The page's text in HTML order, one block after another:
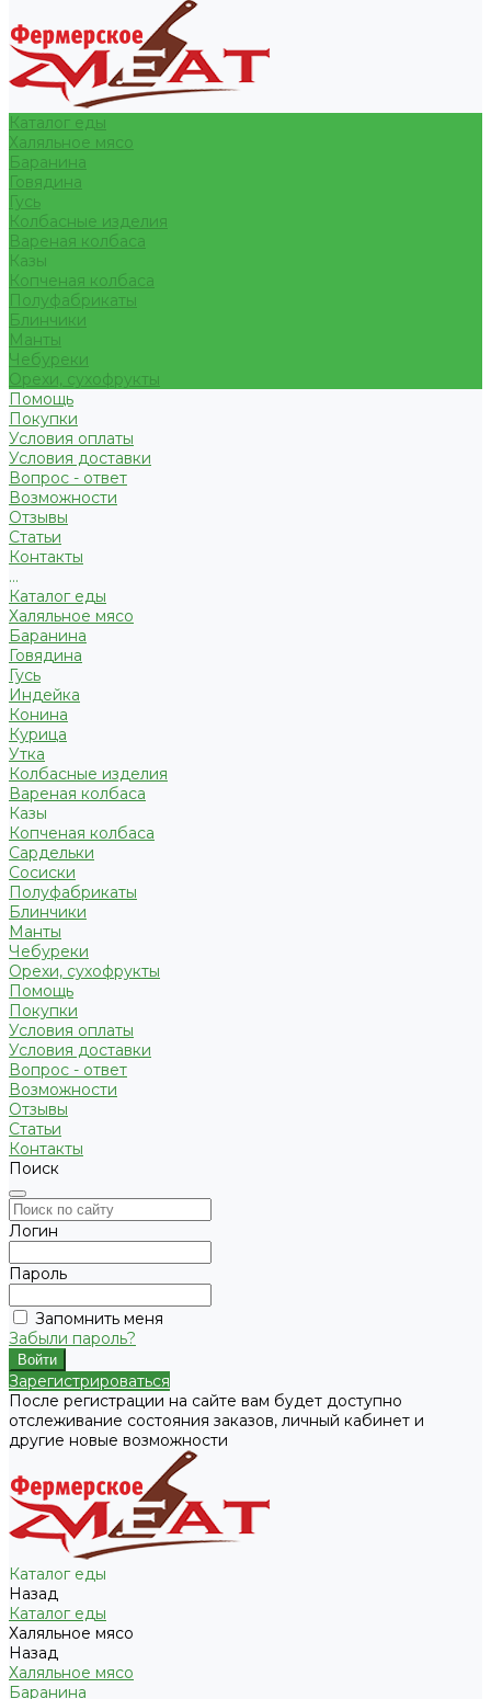
Каталог еды
Халяльное мясо
Баранина
Говядина
Гусь
Колбасные изделия
Вареная колбаса
Казы
Копченая колбаса
Полуфабрикаты
Блинчики
Манты
Чебуреки
Орехи, сухофрукты
Помощь
Покупки
Условия оплаты
Условия доставки
Вопрос - ответ
Возможности
Отзывы
Статьи
Контакты
...
Каталог еды
Халяльное мясо
Баранина
Говядина
Гусь
Индейка
Конина
Курица
Утка
Колбасные изделия
Вареная колбаса
Казы
Копченая колбаса
Сардельки
Сосиски
Полуфабрикаты
Блинчики
Манты
Чебуреки
Орехи, сухофрукты
Помощь
Покупки
Условия оплаты
Условия доставки
Вопрос - ответ
Возможности
Отзывы
Статьи
Контакты
Поиск
Логин
Пароль
Запомнить меня
Забыли пароль?
Зарегистрироваться
После регистрации на сайте вам будет доступно
отслеживание состояния заказов, личный кабинет и
другие новые возможности
Каталог еды
Назад
Каталог еды
Халяльное мясо
Назад
Халяльное мясо
Баранина